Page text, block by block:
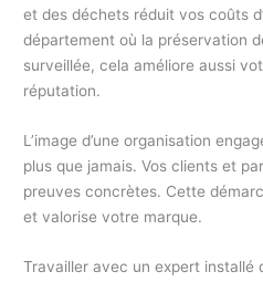
et des déchets réduit vos coûts
département où la préservation
surveillée, cela améliore aussi
réputation.
L’image d’une organisation
plus que jamais. Vos clients et
preuves concrètes. Cette
et valorise votre marque.
Travailler avec un expert installé